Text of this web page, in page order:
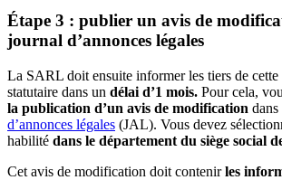
Étape 3 : publier un avis de
journal d’annonces légales
La SARL doit ensuite informer les tiers de
statutaire dans un délai d’1 mois. Pour cela,
la publication d’un avis de modification dans
d’annonces légales (JAL). Vous devez
habilité dans le département du siège social
Cet avis de modification doit contenirles